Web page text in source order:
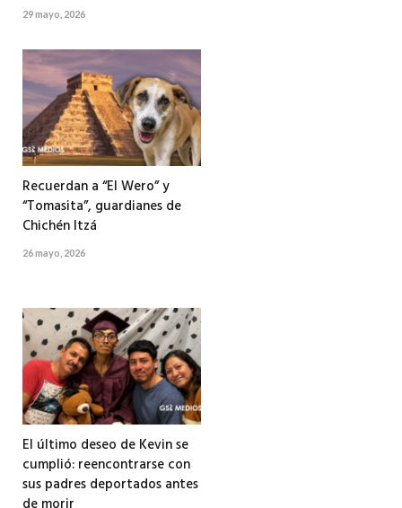
29 mayo, 2026
Recuerdan a “El Wero” y
“Tomasita”, guardianes de
Chichén Itzá
26 mayo, 2026
El último deseo de Kevin se
cumplió: reencontrarse con
sus padres deportados antes